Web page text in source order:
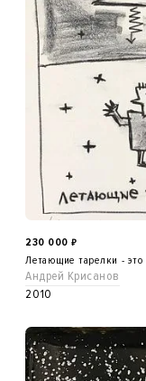
230 000 ₽
Летающие тарелки -
Андрей Крисанов
2010